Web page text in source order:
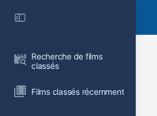
Recherche de films
classés
Films classés récemment